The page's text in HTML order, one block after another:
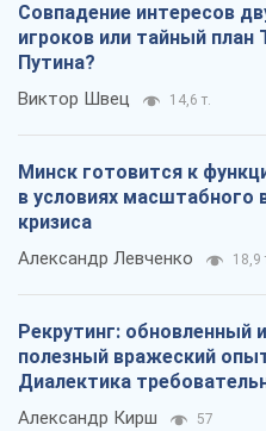
Совпадение интересов
игроков или тайный план
Путина?
Виктор Швец 14,6 т.
Минск готовится к
в условиях масштабного
кризиса
Александр Левченко 18,9
Рекрутинг: обновленный
полезный вражеский
Диалектика
Александр Кирш 57